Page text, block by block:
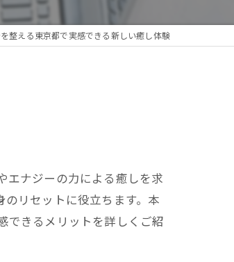
整える東京都で実感できる新しい癒し体験
エナジーの力による癒しを求
リセットに役立ちます。本
できるメリットを詳しくご紹